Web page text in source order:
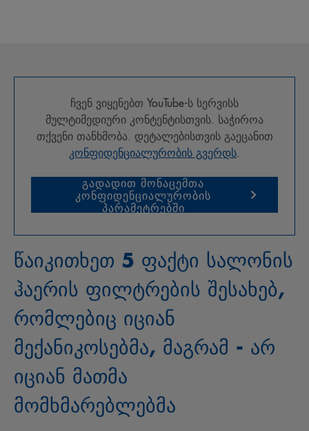
ჩვენ ვიყენებთ YouTube-ს სერვისს
მულტიმედიური კონტენტისთვის. საჭიროა
თქვენი თანხმობა. დეტალებისთვის გაეცანით
კონფიდენციალურობის გვერდს
გადადით მონაცემთა
კონფიდენციალურობის
პარამეტრებში
წაიკითხეთ 5 ფაქტი სალონის
ჰაერის ფილტრების შესახებ,
რომლებიც იციან
მექანიკოსებმა, მაგრამ - არ
იციან მათმა
მომხმარებლებმა